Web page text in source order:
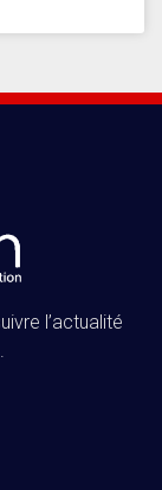
l’actualité